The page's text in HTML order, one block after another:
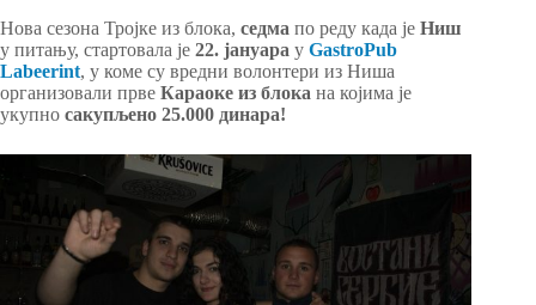
Нова сезона Тројке из блока, седма по реду када је Ниш
у питању, стартовала је 22. јануара у GastroPub
Labeerint, у коме су вредни волонтери из Ниша
организовали прве Караоке из блока на којима је
укупно сакупљено 25.000 динара!